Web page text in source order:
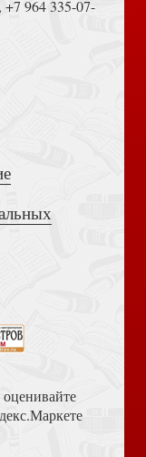
Курс
журнал.
Африканский)
(2024)
, +7 964 335-07-